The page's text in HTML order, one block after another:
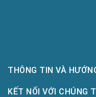
THÔNG TIN VÀ
KẾT NỐI VỚI CHÚNG